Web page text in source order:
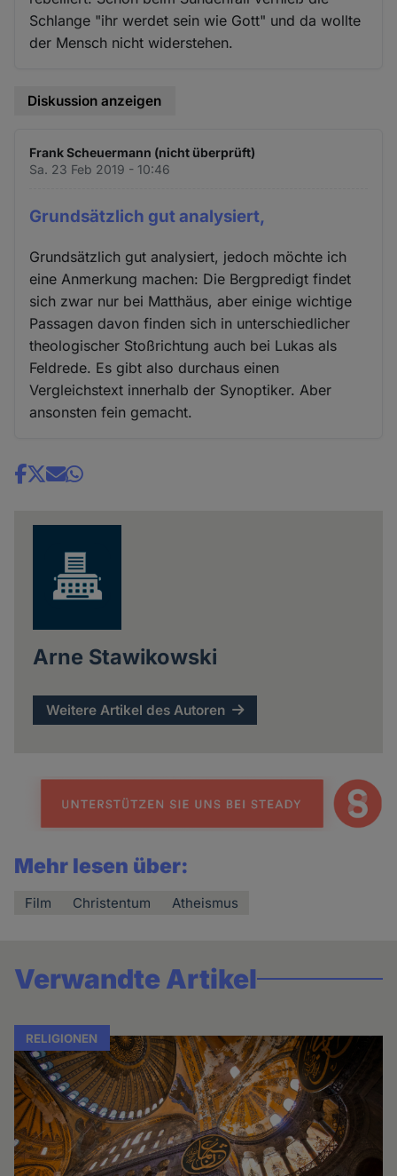
Schlange "ihr werdet sein wie Gott" und da wollte
der Mensch nicht widerstehen.
Diskussion anzeigen
Frank Scheuermann (nicht überprüft)
Sa. 23 Feb 2019 - 10:46
Grundsätzlich gut analysiert,
Grundsätzlich gut analysiert, jedoch möchte ich
eine Anmerkung machen: Die Bergpredigt findet
sich zwar nur bei Matthäus, aber einige wichtige
Passagen davon finden sich in unterschiedlicher
theologischer Stoßrichtung auch bei Lukas als
Feldrede. Es gibt also durchaus einen
Vergleichstext innerhalb der Synoptiker. Aber
ansonsten fein gemacht.
Share
Arne Stawikowski
Weitere Artikel des Autoren
Mehr lesen über:
Film Christentum Atheismus
Verwandte Artikel
RELIGIONEN